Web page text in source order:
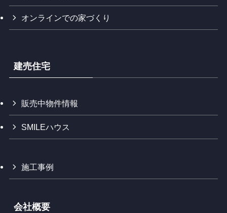
オンラインでの家づくり
建売住宅
販売中物件情報
SMILEハウス
施工事例
会社概要